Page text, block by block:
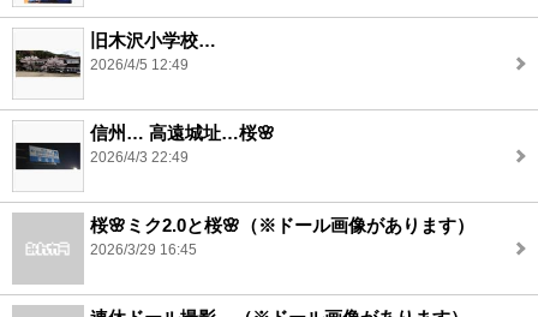
旧木沢小学校…
2026/4/5 12:49
信州… 高遠城址…桜🌸
2026/4/3 22:49
桜🌸ミク2.0と桜🌸（※ドール画像があります）
2026/3/29 16:45